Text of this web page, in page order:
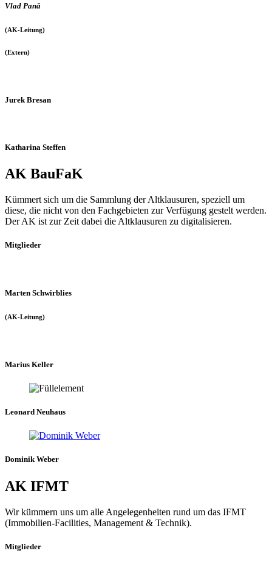
Vlad Pană
(AK-Leitung)
(Extern)
Jurek Bresan
Katharina Steffen
AK BauFaK
Kümmert sich um die Sammlung der Altklausuren, speziell um
diese, die nicht von den Fachgebieten zur Verfügung gestelt werden.
Der AK ist zur Zeit dabei die Altklausuren zu digitalisieren.
Mitglieder
Marten Schwirblies
(AK-Leitung)
Marius Keller
Leonard Neuhaus
Dominik Weber
AK IFMT
Wir kümmern uns um alle Angelegenheiten rund um das IFMT
(Immobilien-Facilities, Management & Technik).
Mitglieder